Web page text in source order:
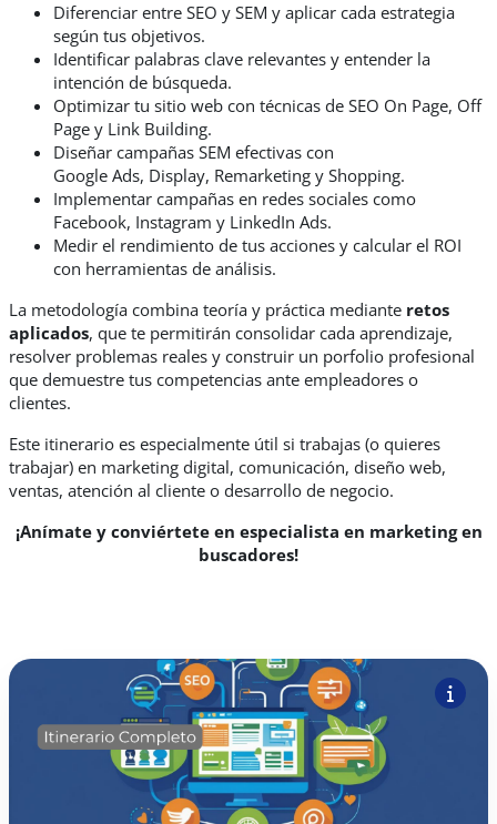
Diferenciar entre SEO y SEM y aplicar cada estrategia
según tus objetivos.
Identificar palabras clave relevantes y entender la
intención de búsqueda.
Optimizar tu sitio web con técnicas de SEO On Page, Off
Page y Link Building.
Diseñar campañas SEM efectivas con
Google Ads, Display, Remarketing y Shopping.
Implementar campañas en redes sociales como
Facebook, Instagram y LinkedIn Ads.
Medir el rendimiento de tus acciones y calcular el ROI
con herramientas de análisis.
La metodología combina teoría y práctica mediante retos
aplicados, que te permitirán consolidar cada aprendizaje,
resolver problemas reales y construir un porfolio profesional
que demuestre tus competencias ante empleadores o
clientes.
Este itinerario es especialmente útil si trabajas (o quieres
trabajar) en marketing digital, comunicación, diseño web,
ventas, atención al cliente o desarrollo de negocio.
¡Anímate y conviértete en especialista en marketing en
buscadores!